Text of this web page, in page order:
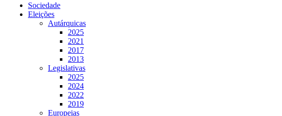
Sociedade
Eleições
Autárquicas
2025
2021
2017
2013
Legislativas
2025
2024
2022
2019
Europeias